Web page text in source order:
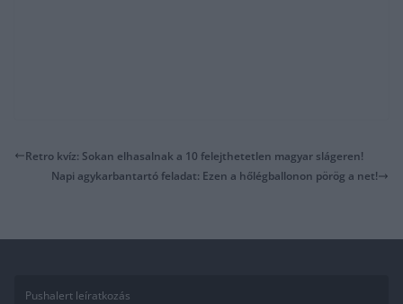
Retro kvíz: Sokan elhasalnak a 10 felejthetetlen magyar slágeren!
Napi agykarbantartó feladat: Ezen a hőlégballonon pörög a net!
Pushalert leíratkozás